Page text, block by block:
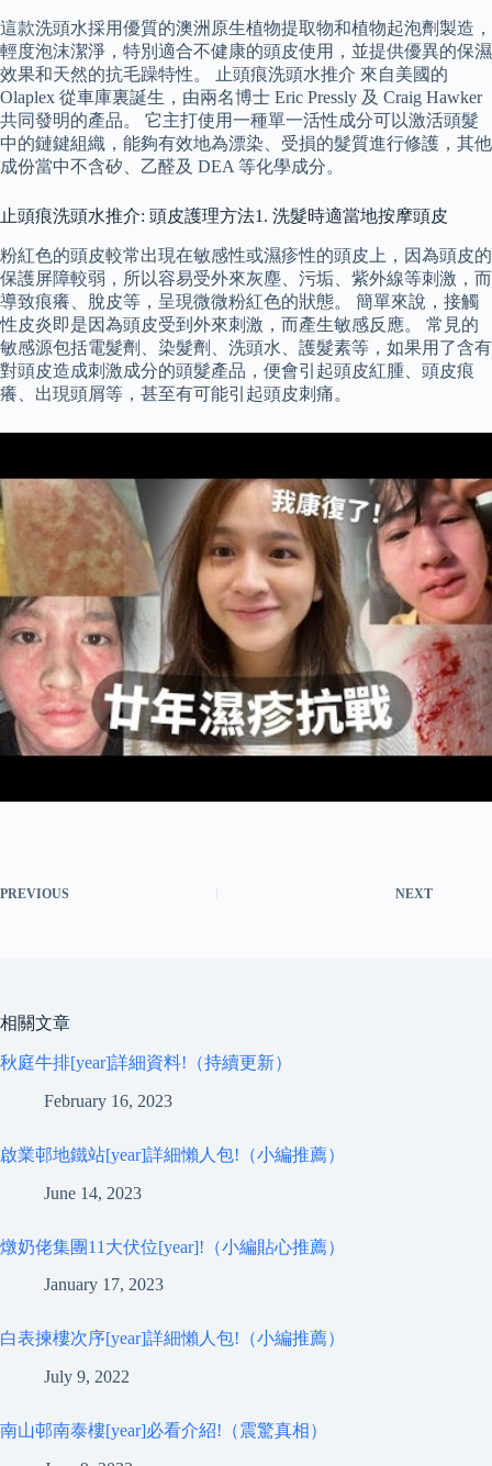
這款洗頭水採用優質的澳洲原生植物提取物和植物起泡劑製造，
輕度泡沫潔淨，特別適合不健康的頭皮使用，並提供優異的保濕
效果和天然的抗毛躁特性。 止頭痕洗頭水推介 來自美國的
Olaplex 從車庫裏誕生，由兩名博士 Eric Pressly 及 Craig Hawker
共同發明的產品。 它主打使用一種單一活性成分可以激活頭髮
中的鏈鍵組織，能夠有效地為漂染、受損的髮質進行修護，其他
成份當中不含矽、乙醛及 DEA 等化學成分。
止頭痕洗頭水推介: 頭皮護理方法1. 洗髮時適當地按摩頭皮
粉紅色的頭皮較常出現在敏感性或濕疹性的頭皮上，因為頭皮的
保護屏障較弱，所以容易受外來灰塵、污垢、紫外線等刺激，而
導致痕癢、脫皮等，呈現微微粉紅色的狀態。 簡單來說，接觸
性皮炎即是因為頭皮受到外來刺激，而產生敏感反應。 常見的
敏感源包括電髮劑、染髮劑、洗頭水、護髮素等，如果用了含有
對頭皮造成刺激成分的頭髮產品，便會引起頭皮紅腫、頭皮痕
癢、出現頭屑等，甚至有可能引起頭皮刺痛。
PREVIOUS NEXT
相關文章
秋庭牛排[year]詳細資料!（持續更新）
February 16, 2023
啟業邨地鐵站[year]詳細懶人包!（小編推薦）
June 14, 2023
燉奶佬集團11大伏位[year]!（小編貼心推薦）
January 17, 2023
白表揀樓次序[year]詳細懶人包!（小編推薦）
July 9, 2022
南山邨南泰樓[year]必看介紹!（震驚真相）